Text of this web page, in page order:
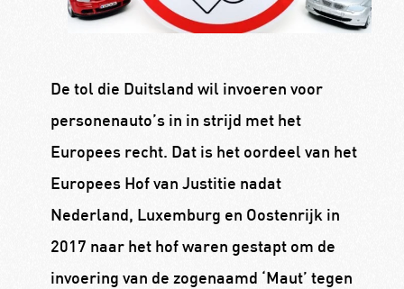
De tol die Duitsland wil invoeren voor
personenauto’s in in strijd met het
Europees recht. Dat is het oordeel van het
Europees Hof van Justitie nadat
Nederland, Luxemburg en Oostenrijk in
2017 naar het hof waren gestapt om de
invoering van de zogenaamd ‘Maut’ tegen